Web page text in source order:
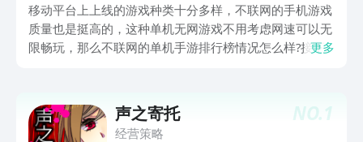
移动平台上上线的游戏种类十分多样，不联网的手机游戏
质量也是挺高的，这种单机无网游戏不用考虑网速可以无
限畅玩，那么不联网的单机手游排行榜情况怎么样?接下
更多
NO.1
声之寄托
经营策略